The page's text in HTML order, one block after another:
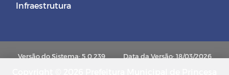
Infraestrutura
Versão do Sistema: 5.0.239 Data da Versão: 18/03/2026